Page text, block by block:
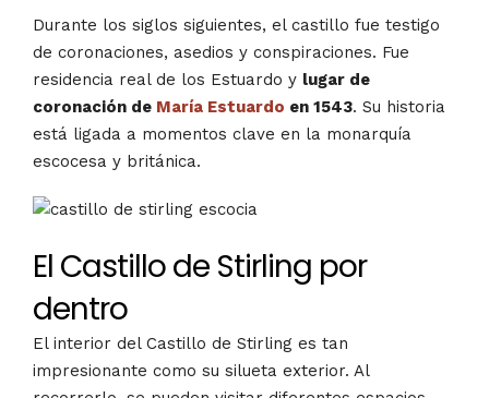
Durante los siglos siguientes, el castillo fue testigo
de coronaciones, asedios y conspiraciones. Fue
residencia real de los Estuardo y lugar de
coronación de María Estuardo en 1543. Su historia
está ligada a momentos clave en la monarquía
escocesa y británica.
El Castillo de Stirling por
dentro
El interior del Castillo de Stirling es tan
impresionante como su silueta exterior. Al